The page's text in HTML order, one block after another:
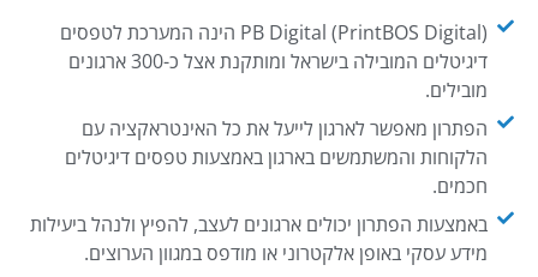
PB Digital (PrintBOS Digital) הינה המערכת לטפסים
דיגיטלים המובילה בישראל ומותקנת אצל כ-300 ארגונים
מובילים.
הפתרון מאפשר לארגון לייעל את כל האינטראקציה עם
הלקוחות והמשתמשים בארגון באמצעות טפסים דיגיטלים
חכמים.
באמצעות הפתרון יכולים ארגונים לעצב, להפיץ ולנהל ביעילות
מידע עסקי באופן אלקטרוני או מודפס במגוון הערוצים.